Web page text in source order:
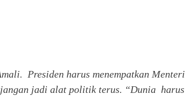
Presiden harus menempatkan Menteri
jadi alat politik terus. “Dunia harus